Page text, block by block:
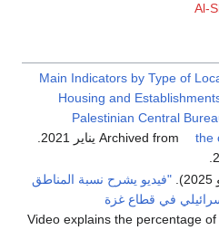
Al-
"Main Indicators by Type of
Housing and
Palestinian Central
Archived from
the
.
.
"فيديو يشرح نسبة المناطق
في قطاع غزة
[Video explains the percentage